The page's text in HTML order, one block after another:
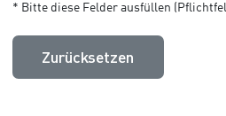
* Bitte diese Felder ausfüllen
Zurücksetzen